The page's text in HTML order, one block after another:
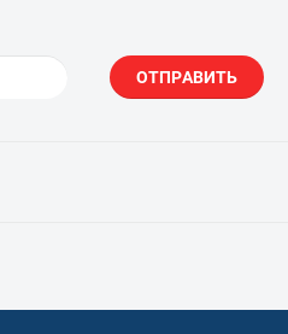
ОТПРАВИТЬ